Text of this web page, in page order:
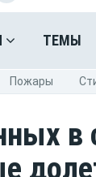
ТЕМЫ
Пожары
в